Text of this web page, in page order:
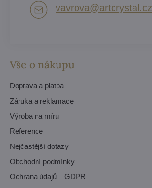
Vše o nákupu
Doprava a platba
Záruka a reklamace
Výroba na míru
Reference
Nejčastější dotazy
Obchodní podmínky
Ochrana údajů – GDPR
vavrova​@artcrystal​.cz